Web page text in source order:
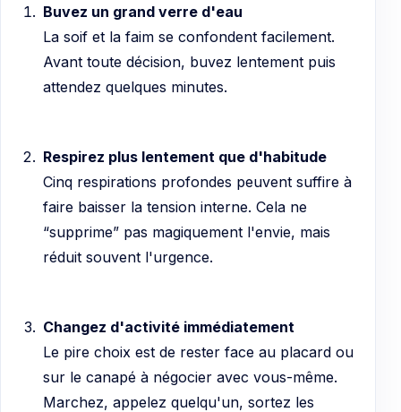
Buvez un grand verre d'eau
La soif et la faim se confondent facilement.
Avant toute décision, buvez lentement puis
attendez quelques minutes.
Respirez plus lentement que d'habitude
Cinq respirations profondes peuvent suffire à
faire baisser la tension interne. Cela ne
“supprime” pas magiquement l'envie, mais
réduit souvent l'urgence.
Changez d'activité immédiatement
Le pire choix est de rester face au placard ou
sur le canapé à négocier avec vous-même.
Marchez, appelez quelqu'un, sortez les